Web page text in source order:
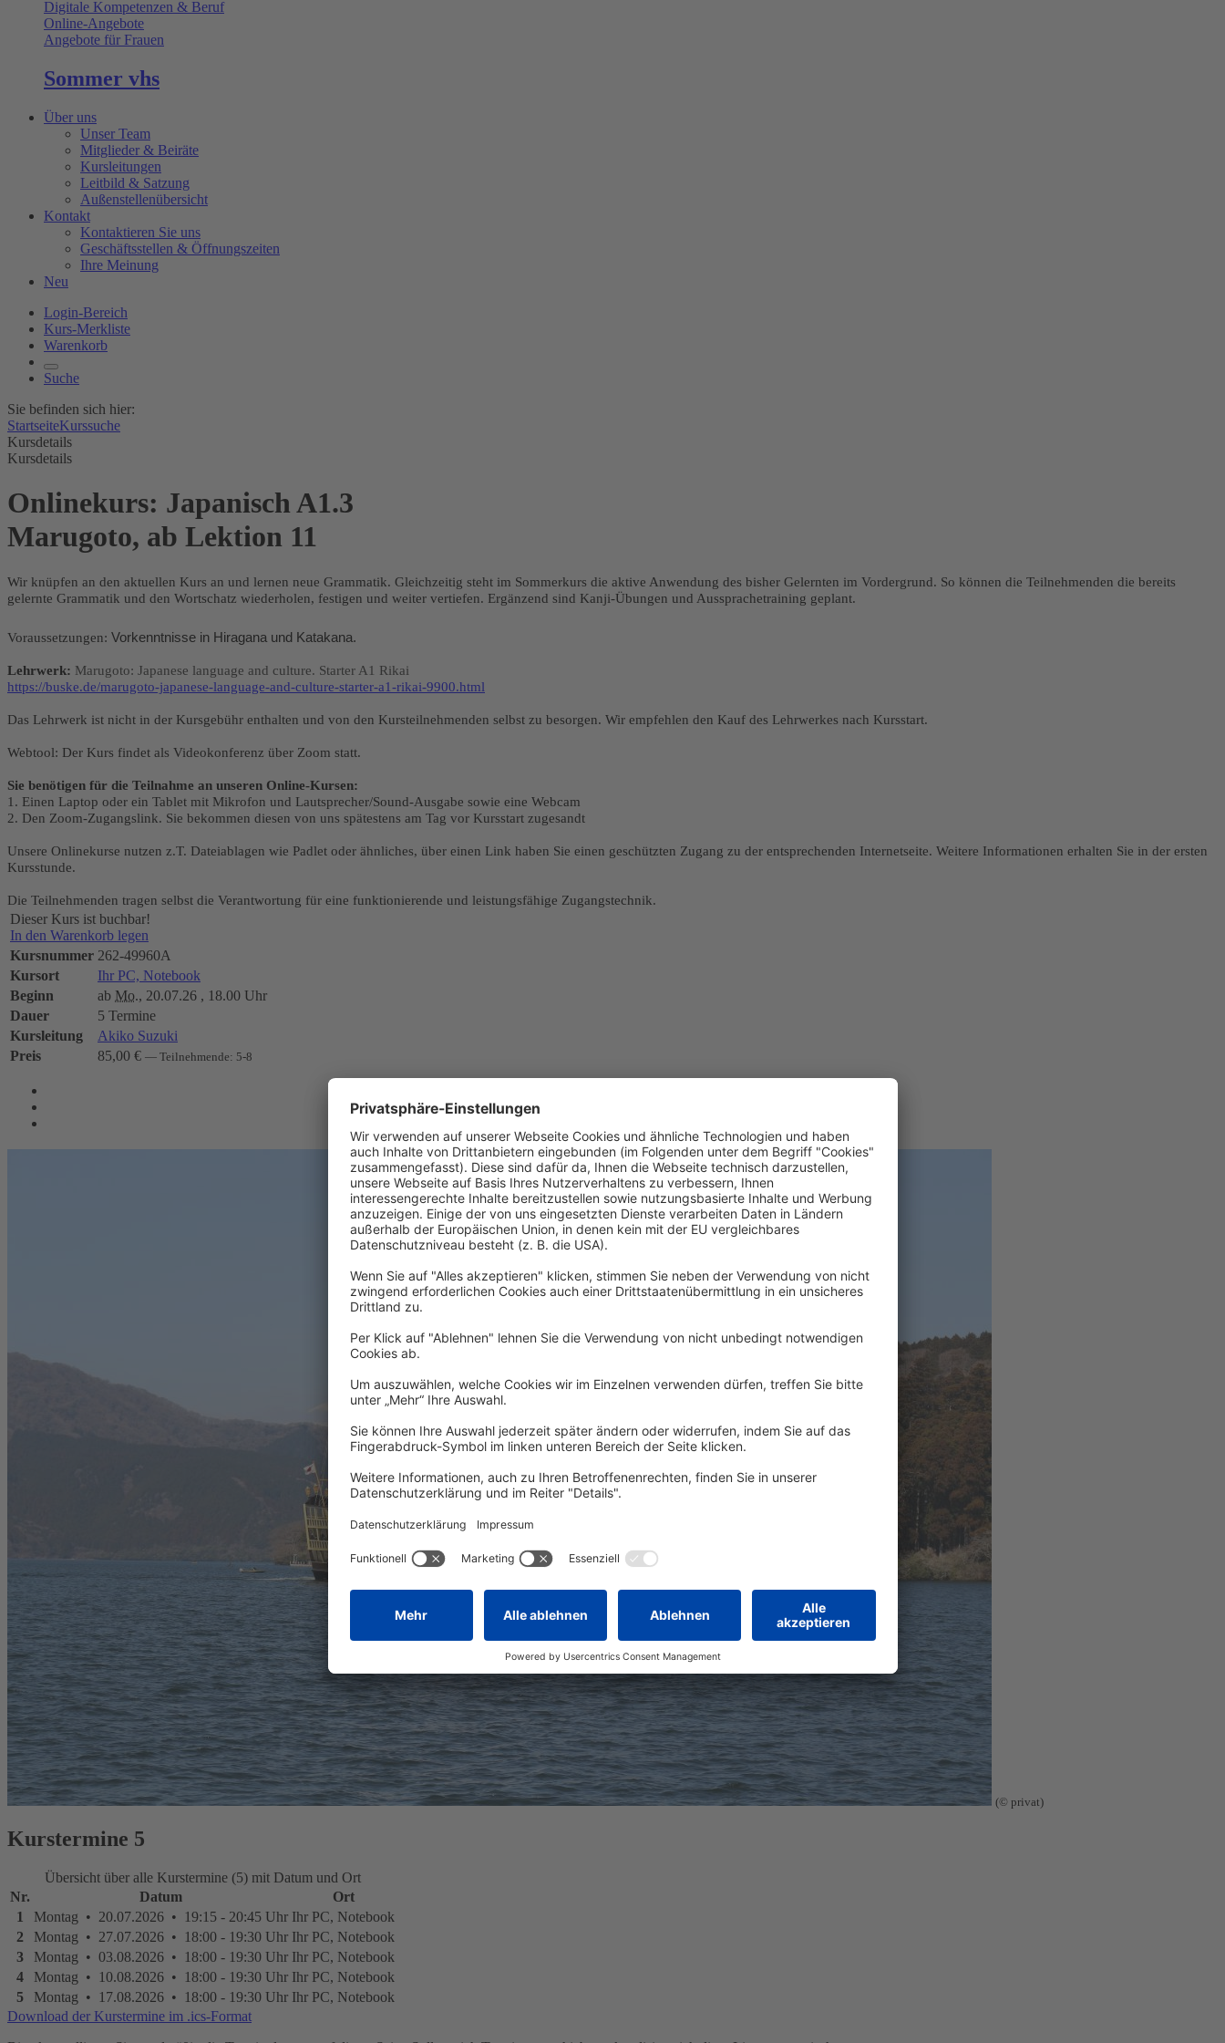
Digitale Kompetenzen & Beruf
Online-Angebote
Angebote für Frauen
Sommer vhs
Über uns
Unser Team
Mitglieder & Beiräte
Kursleitungen
Leitbild & Satzung
Außenstellenübersicht
Kontakt
Kontaktieren Sie uns
Geschäftsstellen & Öffnungszeiten
Ihre Meinung
Neu
Login-Bereich
Kurs-Merkliste
Warenkorb
Suche
Sie befinden sich hier:
StartseiteKurssuche
Kursdetails
Kursdetails
Onlinekurs: Japanisch A1.3
Marugoto, ab Lektion 11
Wir knüpfen an den aktuellen Kurs an und lernen neue Grammatik. Gleichzeitig steht im Sommerkurs die aktive Anwendung des bisher Gelernten im Vordergrund. So können die Teilnehmenden die bereits
gelernte Grammatik und den Wortschatz wiederholen, festigen und weiter vertiefen. Ergänzend sind Kanji-Übungen und Aussprachetraining geplant.
Voraussetzungen: Vorkenntnisse in Hiragana und Katakana.
Lehrwerk: Marugoto: Japanese language and culture. Starter A1 Rikai
https://buske.de/marugoto-japanese-language-and-culture-starter-a1-rikai-9900.html
Das Lehrwerk ist nicht in der Kursgebühr enthalten und von den Kursteilnehmenden selbst zu besorgen. Wir empfehlen den Kauf des Lehrwerkes nach Kursstart.
Webtool: Der Kurs findet als Videokonferenz über Zoom statt.
Sie benötigen für die Teilnahme an unseren Online-Kursen:
1. Einen Laptop oder ein Tablet mit Mikrofon und Lautsprecher/Sound-Ausgabe sowie eine Webcam
2. Den Zoom-Zugangslink. Sie bekommen diesen von uns spätestens am Tag vor Kursstart zugesandt
Unsere Onlinekurse nutzen z.T. Dateiablagen wie Padlet oder ähnliches, über einen Link haben Sie einen geschützten Zugang zu der entsprechenden Internetseite. Weitere Informationen erhalten Sie in der ersten
Kursstunde.
Die Teilnehmenden tragen selbst die Verantwortung für eine funktionierende und leistungsfähige Zugangstechnik.
Dieser Kurs ist buchbar!
In den Warenkorb legen
Kursnummer 262-49960A
Kursort
Ihr PC, Notebook
Beginn
ab Mo., 20.07.26 , 18.00 Uhr
Dauer
5 Termine
Kursleitung
Akiko Suzuki
Preis
85,00 € — Teilnehmende: 5-8
(© privat)
Kurstermine 5
Übersicht über alle Kurstermine (5) mit Datum und Ort
Nr.
Datum
Ort
1
Montag • 20.07.2026 • 19:15 - 20:45 Uhr Ihr PC, Notebook
2
Montag • 27.07.2026 • 18:00 - 19:30 Uhr Ihr PC, Notebook
3
Montag • 03.08.2026 • 18:00 - 19:30 Uhr Ihr PC, Notebook
4
Montag • 10.08.2026 • 18:00 - 19:30 Uhr Ihr PC, Notebook
5
Montag • 17.08.2026 • 18:00 - 19:30 Uhr Ihr PC, Notebook
Download der Kurstermine im .ics-Format